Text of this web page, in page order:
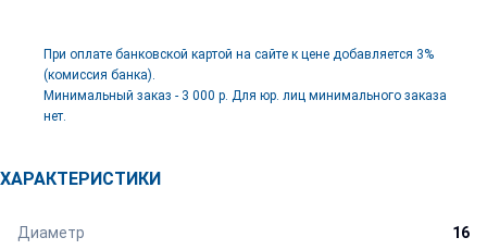
При оплате банковской картой на сайте к цене добавляется 3%
(комиссия банка).
Минимальный заказ - 3 000 р. Для юр. лиц минимального заказа
нет.
ХАРАКТЕРИСТИКИ
Диаметр 16